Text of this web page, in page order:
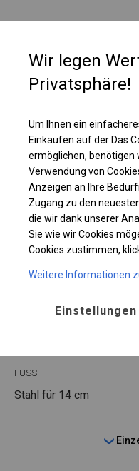
wenn wir häufig
organisieren. Dann können wir
mehr Segmente hinzufügen,
KONSTRUKTION
WINTER
FUSS
Stahl für 14 cm
Wir legen
Privatsphäre!
Um Ihnen ein
Einkaufen auf der Das
ermöglichen,
Verwendung von
Anzeigen an Ihre
Zugang zu den
die wir dank unserer
Sie wie wir Cookies
Cookies zustimmen,
Weitere Informationen